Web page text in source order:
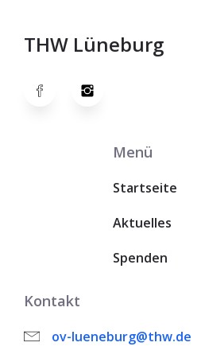
THW Lüneburg
Menü
Startseite
Aktuelles
Spenden
Kontakt
ov-lueneburg@thw.de